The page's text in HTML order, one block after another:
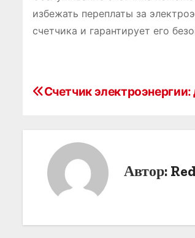
избежать переплаты за
счетчика и гарантирует его
НСчетчик электроэнергии:
Автор: